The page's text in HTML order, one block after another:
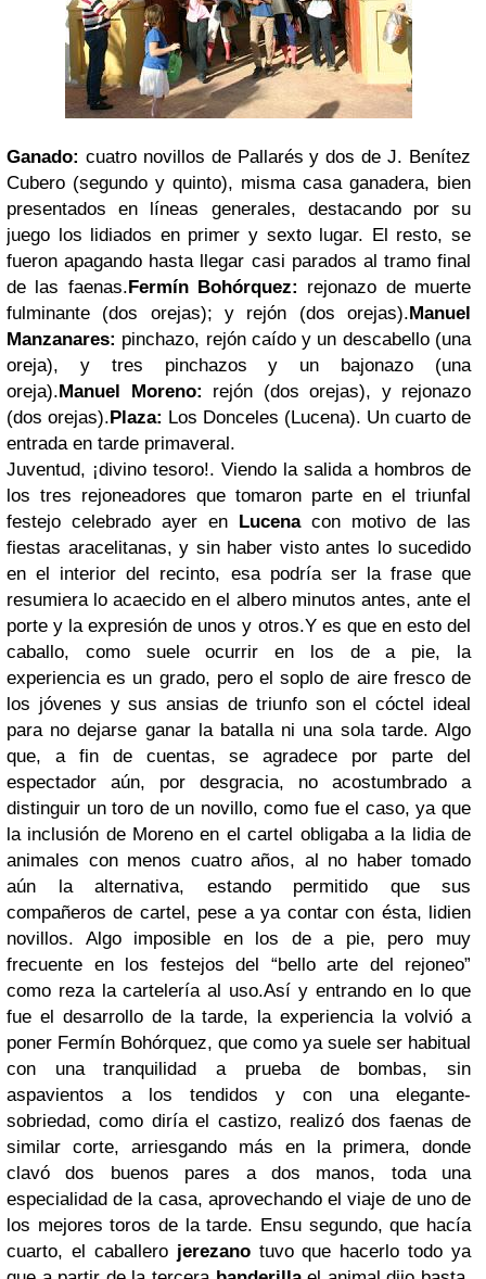
Ganado: cuatro novillos de Pallarés y dos de J. Benítez
Cubero (segundo y quinto), misma casa ganadera, bien
presentados en líneas generales, destacando por su
juego los lidiados en primer y sexto lugar. El resto, se
fueron apagando hasta llegar casi parados al tramo final
de las faenas.Fermín Bohórquez: rejonazo de muerte
fulminante (dos orejas); y rejón (dos orejas).Manuel
Manzanares: pinchazo, rejón caído y un descabello (una
oreja), y tres pinchazos y un bajonazo (una
oreja).Manuel Moreno: rejón (dos orejas), y rejonazo
(dos orejas).Plaza: Los Donceles (Lucena). Un cuarto de
entrada en tarde primaveral.
Juventud, ¡divino tesoro!. Viendo la salida a hombros de
los tres rejoneadores que tomaron parte en el triunfal
festejo celebrado ayer en Lucenacon motivo de las
fiestas aracelitanas, y sin haber visto antes lo sucedido
en el interior del recinto, esa podría ser la frase que
resumiera lo acaecido en el albero minutos antes, ante el
porte y la expresión de unos y otros.Y es que en esto del
caballo, como suele ocurrir en los de a pie, la
experiencia es un grado, pero el soplo de aire fresco de
los jóvenes y sus ansias de triunfo son el cóctel ideal
para no dejarse ganar la batalla ni una sola tarde. Algo
que, a fin de cuentas, se agradece por parte del
espectador aún, por desgracia, no acostumbrado a
distinguir un toro de un novillo, como fue el caso, ya que
la inclusión de Moreno en el cartel obligaba a la lidia de
animales con menos cuatro años, al no haber tomado
aún la alternativa, estando permitido que sus
compañeros de cartel, pese a ya contar con ésta, lidien
novillos. Algo imposible en los de a pie, pero muy
frecuente en los festejos del “bello arte del rejoneo”
como reza la cartelería al uso.Así y entrando en lo que
fue el desarrollo de la tarde, la experiencia la volvió a
poner Fermín Bohórquez, que como ya suele ser habitual
con una tranquilidad a prueba de bombas, sin
aspavientos a los tendidos y con una elegante-
sobriedad, como diría el castizo, realizó dos faenas de
similar corte, arriesgando más en la primera, donde
clavó dos buenos pares a dos manos, toda una
especialidad de la casa, aprovechando el viaje de uno de
los mejores toros de la tarde. Ensu segundo, que hacía
cuarto, el caballero jerezanotuvo que hacerlo todo ya